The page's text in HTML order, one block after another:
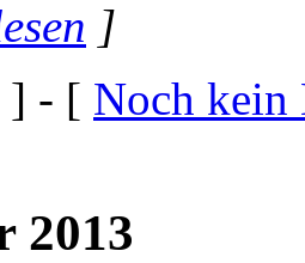
]
] - [ Noch kein
2013